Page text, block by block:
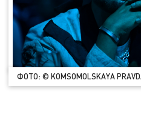
ФОТО: © KOMSOMOLSKAYA